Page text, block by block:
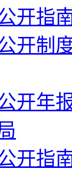
开指
开制
开年
开指